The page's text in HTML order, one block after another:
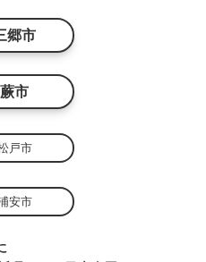
郷市
蕨市
戸市
安市